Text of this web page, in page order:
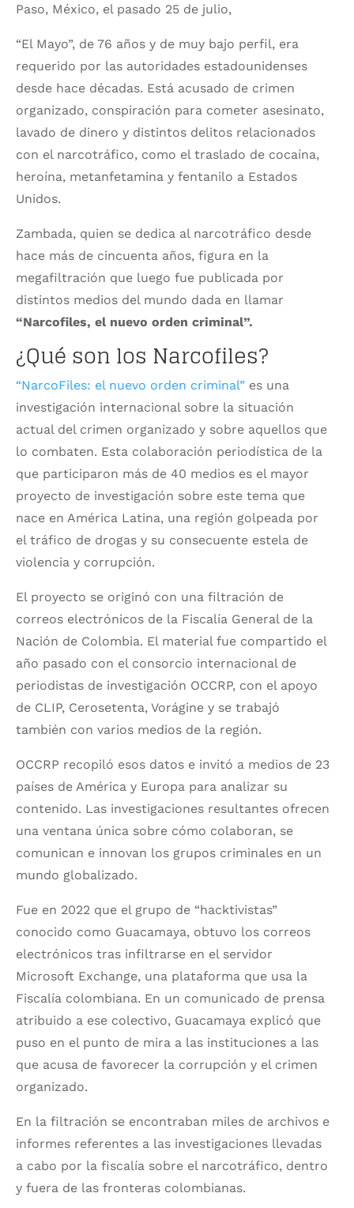
Paso, México, el pasado 25 de julio,
“El Mayo”, de 76 años y de muy bajo perfil, era
requerido por las autoridades estadounidenses
desde hace décadas. Está acusado de crimen
organizado, conspiración para cometer asesinato,
lavado de dinero y distintos delitos relacionados
con el narcotráfico, como el traslado de cocaína,
heroína, metanfetamina y fentanilo a Estados
Unidos.
Zambada, quien se dedica al narcotráfico desde
hace más de cincuenta años, figura en la
megafiltración que luego fue publicada por
distintos medios del mundo dada en llamar
“Narcofiles, el nuevo orden criminal”.
¿Qué son los Narcofiles?
“NarcoFiles: el nuevo orden criminal” es una
investigación internacional sobre la situación
actual del crimen organizado y sobre aquellos que
lo combaten. Esta colaboración periodística de la
que participaron más de 40 medios es el mayor
proyecto de investigación sobre este tema que
nace en América Latina, una región golpeada por
el tráfico de drogas y su consecuente estela de
violencia y corrupción.
El proyecto se originó con una filtración de
correos electrónicos de la Fiscalía General de la
Nación de Colombia. El material fue compartido el
año pasado con el consorcio internacional de
periodistas de investigación OCCRP, con el apoyo
de CLIP, Cerosetenta, Vorágine y se trabajó
también con varios medios de la región.
OCCRP recopiló esos datos e invitó a medios de 23
países de América y Europa para analizar su
contenido. Las investigaciones resultantes ofrecen
una ventana única sobre cómo colaboran, se
comunican e innovan los grupos criminales en un
mundo globalizado.
Fue en 2022 que el grupo de “hacktivistas”
conocido como Guacamaya, obtuvo los correos
electrónicos tras infiltrarse en el servidor
Microsoft Exchange, una plataforma que usa la
Fiscalía colombiana. En un comunicado de prensa
atribuido a ese colectivo, Guacamaya explicó que
puso en el punto de mira a las instituciones a las
que acusa de favorecer la corrupción y el crimen
organizado.
En la filtración se encontraban miles de archivos e
informes referentes a las investigaciones llevadas
a cabo por la fiscalía sobre el narcotráfico, dentro
y fuera de las fronteras colombianas.